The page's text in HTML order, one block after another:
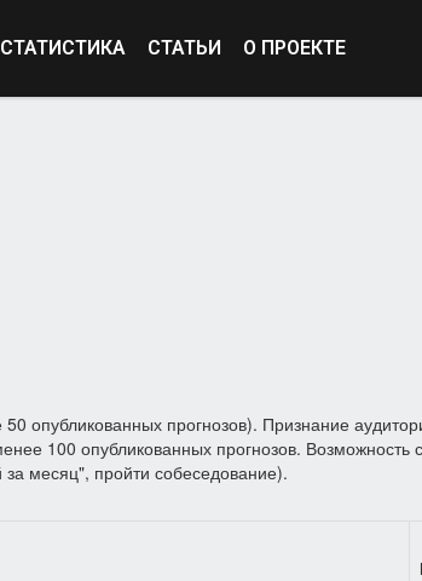
СТАТИСТИКА СТАТЬИ О ПРОЕКТЕ
опубликованных прогнозов). Признание
100 опубликованных прогнозов. Возможность
месяц", пройти собеседование).